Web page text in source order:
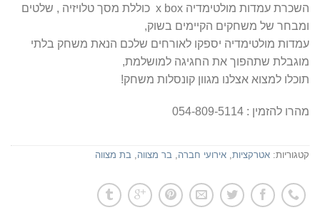
השכרת עמדות מולטימדיה x box כוללת מסך טלויזיה , שלטים
ומבחר של משחקים הקיימים בשוק,
עמדות מולטימדיה יספקו לאורחים שלכם הנאת משחק בלתי
מוגבלת שתהפוך את החגיגה למושלמת,
תוכלו למצוא אצלנו מגוון קונסלות משחק!
מהרו להזמין : 054-809-5114
קטגוריות: אטרקציות, אירועי חברה, בר מצווה, בת מצווה